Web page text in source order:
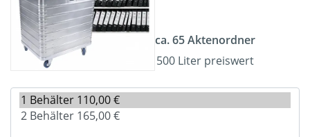
ca. 65 Aktenordner
500 Liter preiswert